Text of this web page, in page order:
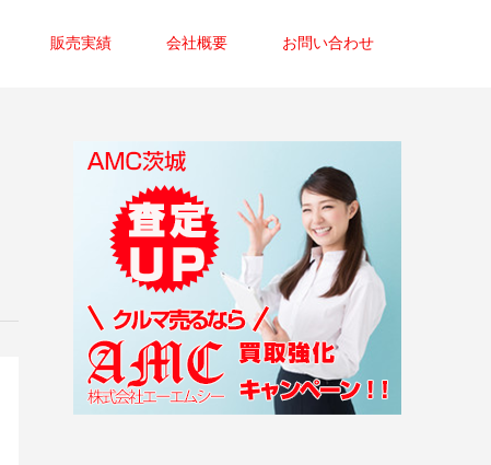
販売実績 会社概要 お問い合わせ